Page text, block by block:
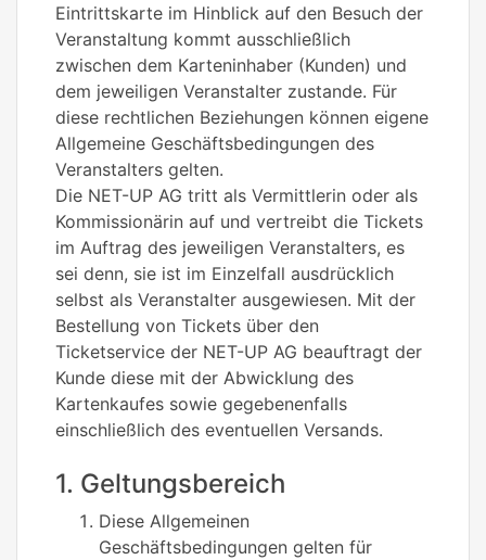
Eintrittskarte im Hinblick auf den Besuch der
Veranstaltung kommt ausschließlich
zwischen dem Karteninhaber (Kunden) und
dem jeweiligen Veranstalter zustande. Für
diese rechtlichen Beziehungen können eigene
Allgemeine Geschäftsbedingungen des
Veranstalters gelten.
Die NET-UP AG tritt als Vermittlerin oder als
Kommissionärin auf und vertreibt die Tickets
im Auftrag des jeweiligen Veranstalters, es
sei denn, sie ist im Einzelfall ausdrücklich
selbst als Veranstalter ausgewiesen. Mit der
Bestellung von Tickets über den
Ticketservice der NET-UP AG beauftragt der
Kunde diese mit der Abwicklung des
Kartenkaufes sowie gegebenenfalls
einschließlich des eventuellen Versands.
1. Geltungsbereich
Diese Allgemeinen
Geschäftsbedingungen gelten für